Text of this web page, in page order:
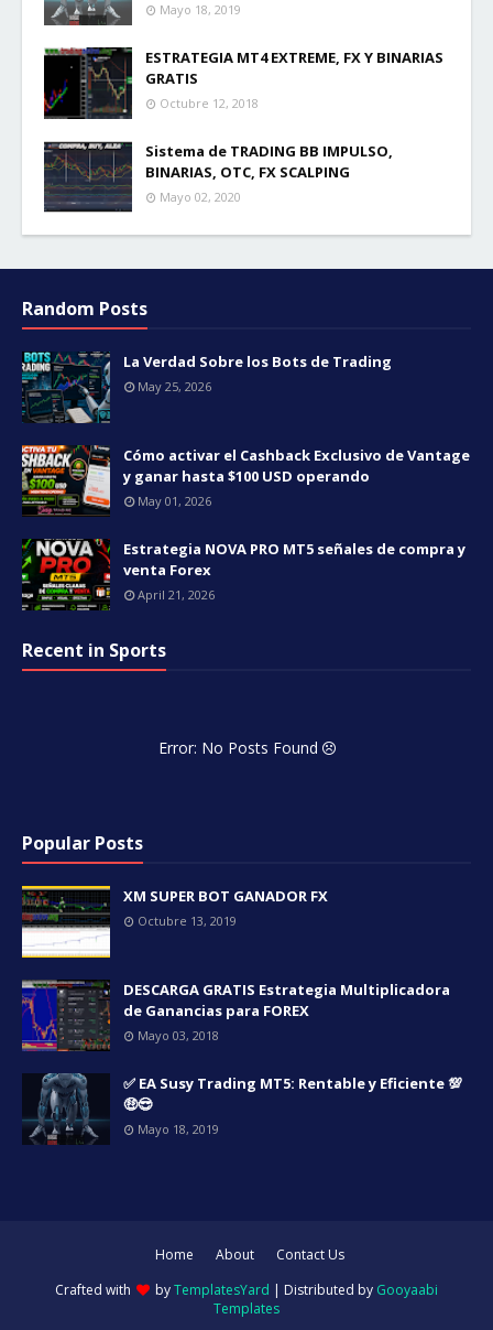
Mayo 18, 2019
ESTRATEGIA MT4 EXTREME, FX Y BINARIAS
GRATIS
Octubre 12, 2018
Sistema de TRADING BB IMPULSO,
BINARIAS, OTC, FX SCALPING
Mayo 02, 2020
Random Posts
La Verdad Sobre los Bots de Trading
May 25, 2026
Cómo activar el Cashback Exclusivo de Vantage
y ganar hasta $100 USD operando
May 01, 2026
Estrategia NOVA PRO MT5 señales de compra y
venta Forex
April 21, 2026
Recent in Sports
Error: No Posts Found
Popular Posts
XM SUPER BOT GANADOR FX
Octubre 13, 2019
DESCARGA GRATIS Estrategia Multiplicadora
de Ganancias para FOREX
Mayo 03, 2018
✅ EA Susy Trading MT5: Rentable y Eficiente 💯
🤑😎
Mayo 18, 2019
Home About
Contact Us
Crafted with
byTemplatesYard | Distributed by Gooyaabi
Templates